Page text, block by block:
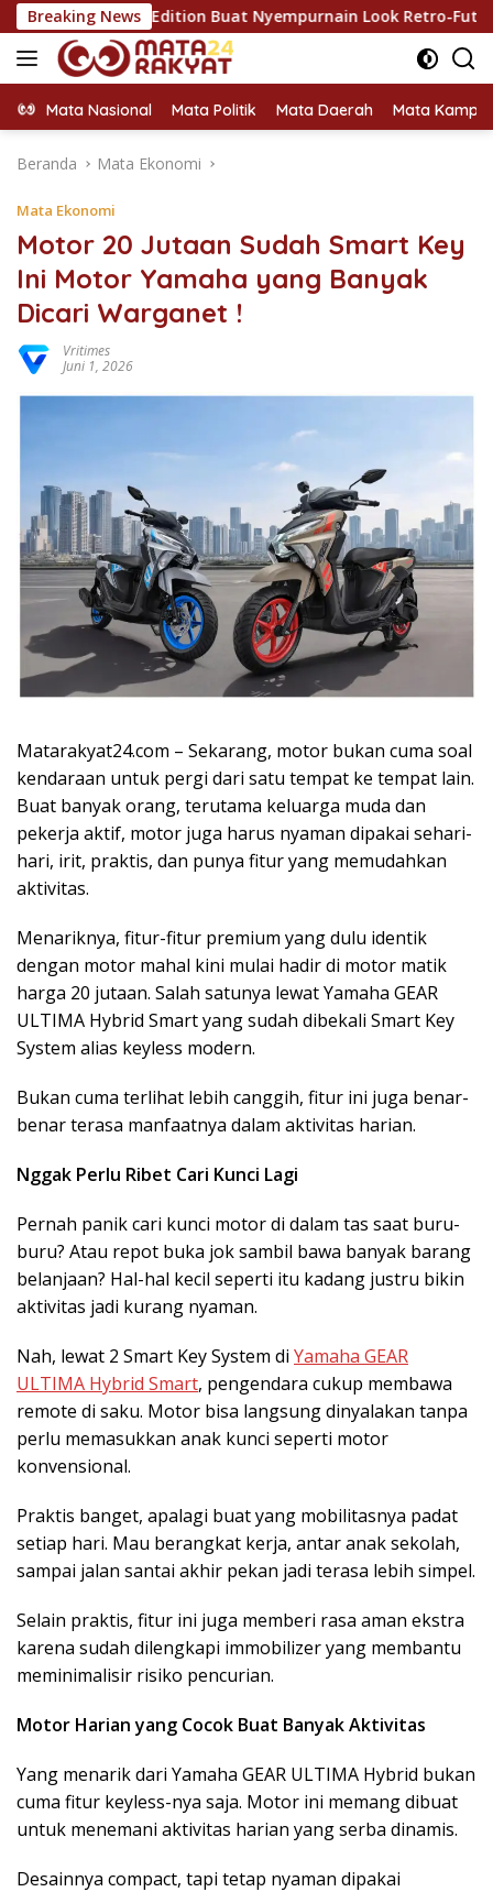
Langsung
ke
konten
Breaking News
Edition Buat Nyempurnain Look Retro-Future Lo
Mata Nasional Mata Politik Mata Daerah Mata
Beranda Mata Ekonomi
Mata Ekonomi
Motor 20 Jutaan Sudah Smart Key
Ini Motor Yamaha yang Banyak
Dicari Warganet !
Vritimes
Juni 1, 2026
Matarakyat24.com – Sekarang, motor bukan cuma soal
kendaraan untuk pergi dari satu tempat ke tempat lain.
Buat banyak orang, terutama keluarga muda dan
pekerja aktif, motor juga harus nyaman dipakai sehari-
hari, irit, praktis, dan punya fitur yang memudahkan
aktivitas.
Menariknya, fitur-fitur premium yang dulu identik
dengan motor mahal kini mulai hadir di motor matik
harga 20 jutaan. Salah satunya lewat Yamaha GEAR
ULTIMA Hybrid Smart yang sudah dibekali Smart Key
System alias keyless modern.
Bukan cuma terlihat lebih canggih, fitur ini juga benar-
benar terasa manfaatnya dalam aktivitas harian.
Nggak Perlu Ribet Cari Kunci Lagi
Pernah panik cari kunci motor di dalam tas saat buru-
buru? Atau repot buka jok sambil bawa banyak barang
belanjaan? Hal-hal kecil seperti itu kadang justru bikin
aktivitas jadi kurang nyaman.
Nah, lewat 2 Smart Key System di Yamaha GEAR
ULTIMA Hybrid Smart, pengendara cukup membawa
remote di saku. Motor bisa langsung dinyalakan tanpa
perlu memasukkan anak kunci seperti motor
konvensional.
Praktis banget, apalagi buat yang mobilitasnya padat
setiap hari. Mau berangkat kerja, antar anak sekolah,
sampai jalan santai akhir pekan jadi terasa lebih simpel.
Selain praktis, fitur ini juga memberi rasa aman ekstra
karena sudah dilengkapi immobilizer yang membantu
meminimalisir risiko pencurian.
Motor Harian yang Cocok Buat Banyak Aktivitas
Yang menarik dari Yamaha GEAR ULTIMA Hybrid bukan
cuma fitur keyless-nya saja. Motor ini memang dibuat
untuk menemani aktivitas harian yang serba dinamis.
Desainnya compact, tapi tetap nyaman dipakai